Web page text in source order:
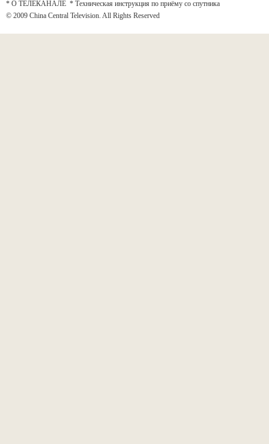
* О ТЕЛЕКАНАЛЕ * Техническая инструкция по приёму со спутника
© 2009 China Central Television. All Rights Reserved